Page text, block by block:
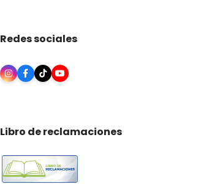
Redes sociales
Libro de reclamaciones